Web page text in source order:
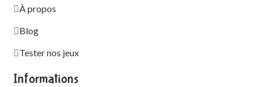
À propos
Blog
Tester nos jeux
Informations